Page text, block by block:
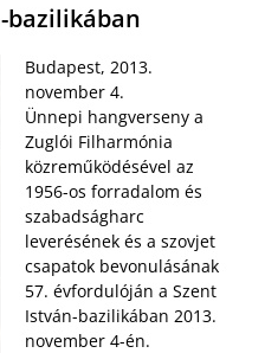
bazilikában
Budapest, 2013.
november 4.
Ünnepi hangverseny a
Zuglói Filharmónia
közreműködésével az
1956-os forradalom és
szabadságharc
leverésének és a szovjet
csapatok bevonulásának
57. évfordulóján a Szent
István-bazilikában 2013.
november 4-én.